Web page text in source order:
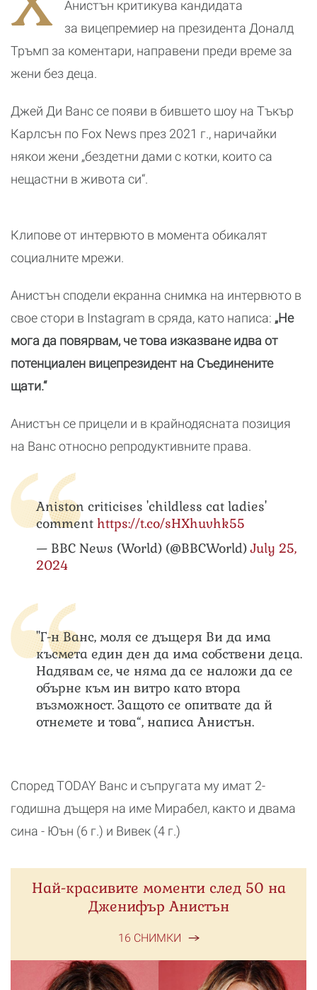
Анистън критикува кандидата
за вицепремиер на президента Доналд
Тръмп за коментари, направени преди време за
жени без деца.
Джей Ди Ванс се появи в бившето шоу на Тъкър
Карлсън по Fox News през 2021 г., наричайки
някои жени „бездетни дами с котки, които са
нещастни в живота си“.
Клипове от интервюто в момента обикалят
социалните мрежи.
Анистън сподели екранна снимка на интервюто в
свое стори в Instagram в сряда, като написа: „Не
мога да повярвам, че това изказване идва от
потенциален вицепрезидент на Съединените
щати.“
Анистън се прицели и в крайнодясната позиция
на Ванс относно репродуктивните права.
Aniston criticises 'childless cat ladies'
comment https://t.co/sHXhuvhk55
— BBC News (World) (@BBCWorld)July 25,
2024
"Г-н Ванс, моля се дъщеря Ви да има
късмета един ден да има собствени деца.
Надявам се, че няма да се наложи да се
обърне към ин витро като втора
възможност. Защото се опитвате да й
отнемете и това“, написа Анистън.
Според TODAY Ванс и съпругата му имат 2-
годишна дъщеря на име Мирабел, както и двама
сина - Юън (6 г.) и Вивек (4 г.)
Най-красивите моменти след 50 на
Дженифър Анистън
16 СНИМКИ